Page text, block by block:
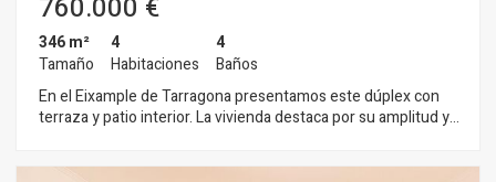
760.000 €
346 m²
Tamaño
4
Habitaciones
4
Baños
En el Eixample de Tarragona presentamos este dúplex con
terraza y patio interior. La vivienda destaca por su amplitud y